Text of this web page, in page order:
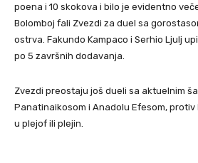
poena i 10 skokova i bilo je evidentno
Bolomboj fali Zvezdi za duel sa
ostrva. Fakundo Kampaco i Serhio Ljulj
po 5 završnih dodavanja.
Zvezdi preostaju još dueli sa aktuelnim
Panatinaikosom i Anadolu Efesom,
u plejof ili plejin.